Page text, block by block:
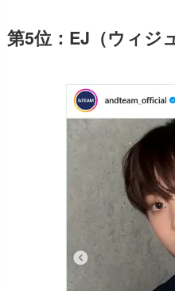
第5位：EJ（ウィジ